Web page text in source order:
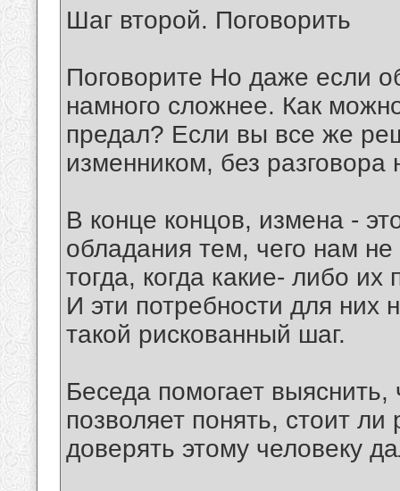
Шаг второй. Поговорить
Поговорите Но даже если
намного сложнее. Как
предал? Если вы все же
изменником, без разговора
В конце концов, измена -
обладания тем, чего нам
тогда, когда какие- либо
И эти потребности для них
такой рискованный шаг.
Беседа помогает
позволяет понять, стоит
доверять этому человеку